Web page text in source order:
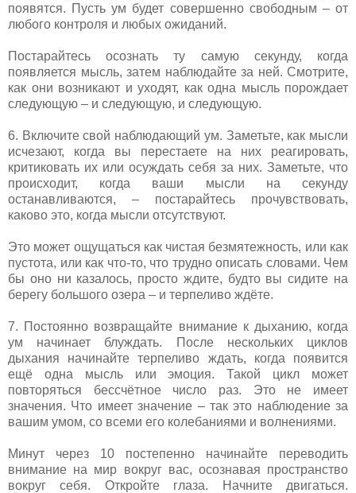
появятся. Пусть ум будет совершенно свободным – от
любого контроля и любых ожиданий.
Постарайтесь осознать ту самую секунду, когда
появляется мысль, затем наблюдайте за ней. Смотрите,
как они возникают и уходят, как одна мысль порождает
следующую – и следующую, и следующую.
6. Включите свой наблюдающий ум. Заметьте, как мысли
исчезают, когда вы перестаете на них реагировать,
критиковать их или осуждать себя за них. Заметьте, что
происходит, когда ваши мысли на секунду
останавливаются, – постарайтесь прочувствовать,
каково это, когда мысли отсутствуют.
Это может ощущаться как чистая безмятежность, или как
пустота, или как что-то, что трудно описать словами. Чем
бы оно ни казалось, просто ждите, будто вы сидите на
берегу большого озера – и терпеливо ждёте.
7. Постоянно возвращайте внимание к дыханию, когда
ум начинает блуждать. После нескольких циклов
дыхания начинайте терпеливо ждать, когда появится
ещё одна мысль или эмоция. Такой цикл может
повторяться бессчётное число раз. Это не имеет
значения. Что имеет значение – так это наблюдение за
вашим умом, со всеми его колебаниями и волнениями.
Минут через 10 постепенно начинайте переводить
внимание на мир вокруг вас, осознавая пространство
вокруг себя. Откройте глаза. Начните двигаться.